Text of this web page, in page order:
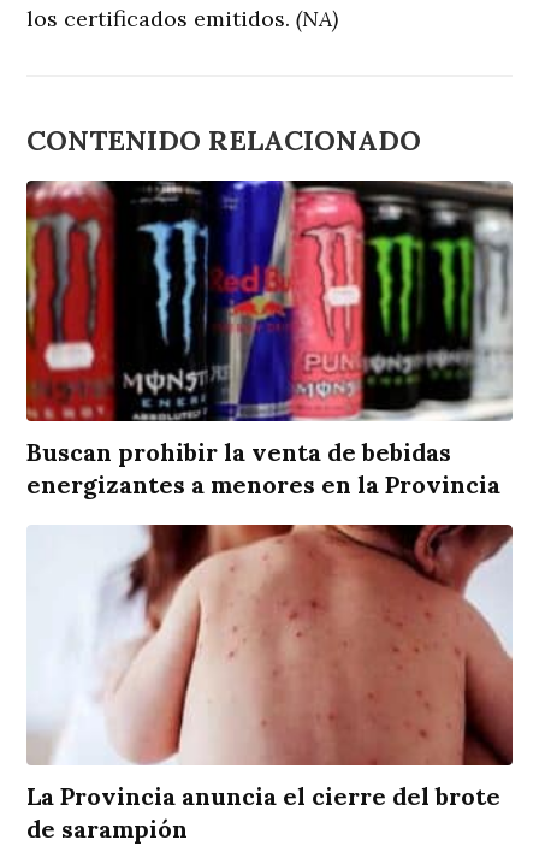
los certificados emitidos.(NA)
CONTENIDO RELACIONADO
Buscan prohibir la venta de bebidas
energizantes a menores en la Provincia
La Provincia anuncia el cierre del brote
de sarampión